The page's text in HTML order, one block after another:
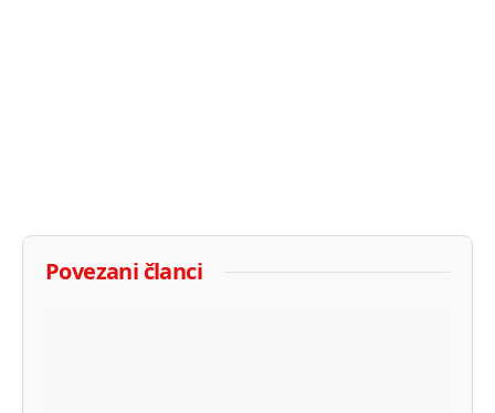
Povezani članci